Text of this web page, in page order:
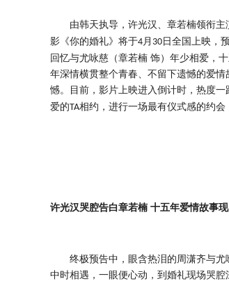
由韩天执导， 许光汉、 章若楠领衔主
影《你的婚礼》 将于4月 30 日全国上映，
回忆与尤咏慈（章若楠 饰）年少相爱，
年深情横贯整个青春、不留下遗憾的爱
憾。目前， 影片上映进入倒计时，热度一
爱的TA相约， 进行一场最有仪式感的约会
许光汉哭腔告白章若楠 十五年爱情故事
终极预告中，眼含热泪的周潇齐与
中时相遇，一眼便心动，到婚礼现场哭